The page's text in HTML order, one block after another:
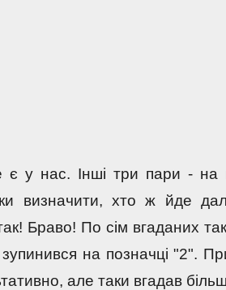
є у нас. Інші три пари - на
визначити, хто ж йде
але таки вгадав